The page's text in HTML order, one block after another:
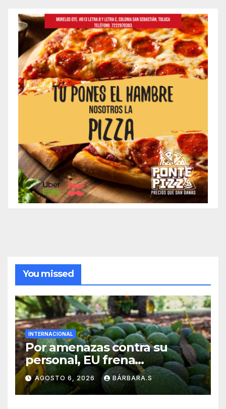
You missed
INTERNACIONAL
Por amenazas contra su
personal, EU frena
exportación de aguacate
AGOSTO 6, 2026 BÁRBARA.S